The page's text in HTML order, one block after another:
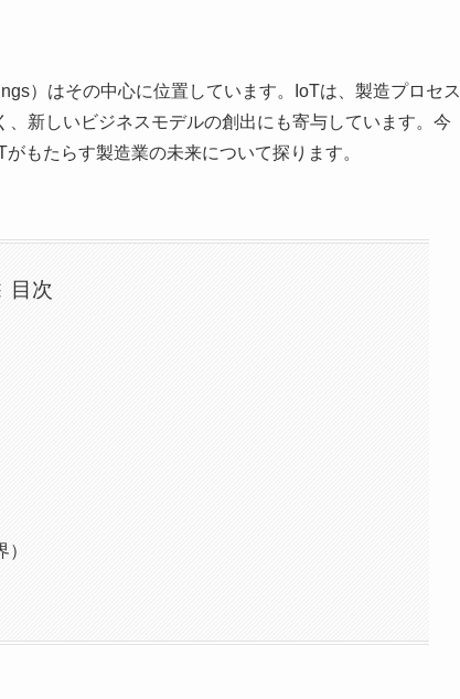
）はその中心に位置しています。IoTは、製造プロセス
新しいビジネスモデルの創出にも寄与しています。今
もたらす製造業の未来について探ります。
目次